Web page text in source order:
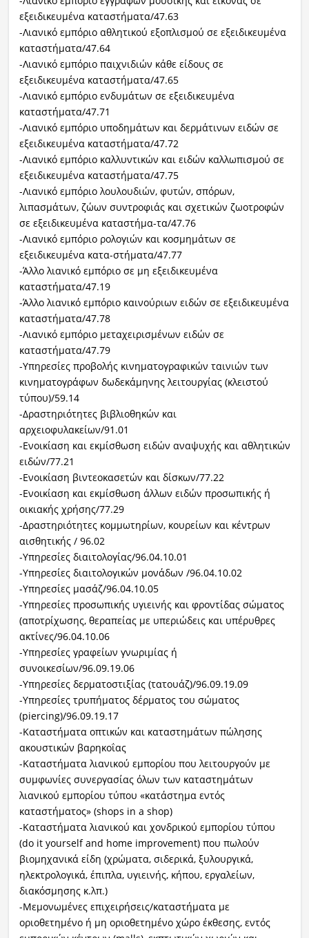
εξειδικευμένα καταστήματα/47.63
-Λιανικό εμπόριο αθλητικού εξοπλισμού σε εξειδικευμένα
καταστήματα/47.64
-Λιανικό εμπόριο παιχνιδιών κάθε είδους σε
εξειδικευμένα καταστήματα/47.65
-Λιανικό εμπόριο ενδυμάτων σε εξειδικευμένα
καταστήματα/47.71
-Λιανικό εμπόριο υποδημάτων και δερμάτινων ειδών σε
εξειδικευμένα καταστήματα/47.72
-Λιανικό εμπόριο καλλυντικών και ειδών καλλωπισμού σε
εξειδικευμένα καταστήματα/47.75
-Λιανικό εμπόριο λουλουδιών, φυτών, σπόρων,
λιπασμάτων, ζώων συντροφιάς και σχετικών ζωοτροφών
σε εξειδικευμένα καταστήμα-τα/47.76
-Λιανικό εμπόριο ρολογιών και κοσμημάτων σε
εξειδικευμένα κατα-στήματα/47.77
-Άλλο λιανικό εμπόριο σε μη εξειδικευμένα
καταστήματα/47.19
-Άλλο λιανικό εμπόριο καινούριων ειδών σε εξειδικευμένα
καταστήματα/47.78
-Λιανικό εμπόριο μεταχειρισμένων ειδών σε
καταστήματα/47.79
-Υπηρεσίες προβολής κινηματογραφικών ταινιών των
κινηματογράφων δωδεκάμηνης λειτουργίας (κλειστού
τύπου)/59.14
-Δραστηριότητες βιβλιοθηκών και
αρχειοφυλακείων/91.01
-Ενοικίαση και εκμίσθωση ειδών αναψυχής και αθλητικών
ειδών/77.21
-Ενοικίαση βιντεοκασετών και δίσκων/77.22
-Ενοικίαση και εκμίσθωση άλλων ειδών προσωπικής ή
οικιακής χρήσης/77.29
-Δραστηριότητες κομμωτηρίων, κουρείων και κέντρων
αισθητικής / 96.02
-Υπηρεσίες διαιτολογίας/96.04.10.01
-Υπηρεσίες διαιτολογικών μονάδων /96.04.10.02
-Υπηρεσίες μασάζ/96.04.10.05
-Υπηρεσίες προσωπικής υγιεινής και φροντίδας σώματος
(αποτρίχωσης, θεραπείας με υπεριώδεις και υπέρυθρες
ακτίνες/96.04.10.06
-Υπηρεσίες γραφείων γνωριμίας ή
συνοικεσίων/96.09.19.06
-Υπηρεσίες δερματοστιξίας (τατουάζ)/96.09.19.09
-Υπηρεσίες τρυπήματος δέρματος του σώματος
(piercing)/96.09.19.17
-Καταστήματα οπτικών και καταστημάτων πώλησης
ακουστικών βαρηκοΐας
-Καταστήματα λιανικού εμπορίου που λειτουργούν με
συμφωνίες συνεργασίας όλων των καταστημάτων
λιανικού εμπορίου τύπου «κατάστημα εντός
καταστήματος» (shops in a shop)
-Καταστήματα λιανικού και χονδρικού εμπορίου τύπου
(do it yourself and home improvement) που πωλούν
βιομηχανικά είδη (χρώματα, σιδερικά, ξυλουργικά,
ηλεκτρολογικά, έπιπλα, υγιεινής, κήπου, εργαλείων,
διακόσμησης κ.λπ.)
-Μεμονωμένες επιχειρήσεις/καταστήματα με
οριοθετημένο ή μη οριοθετημένο χώρο έκθεσης, εντός